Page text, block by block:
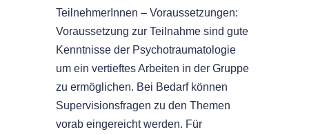
TeilnehmerInnen – Voraussetzungen:
Voraussetzung zur Teilnahme sind gute
Kenntnisse der Psychotraumatologie
um ein vertieftes Arbeiten in der Gruppe
zu ermöglichen. Bei Bedarf können
Supervisionsfragen zu den Themen
vorab eingereicht werden. Für